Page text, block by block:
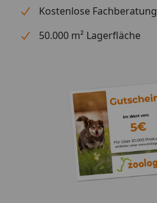
Kostenlose Fachberatung
50.000 m² Lagerfläche